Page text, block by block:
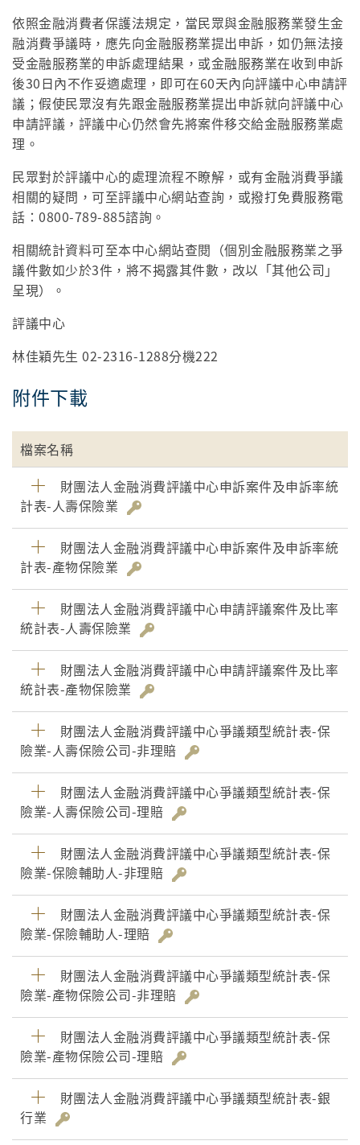
依照金融消費者保護法規定，當民眾與金融服務業發生金
融消費爭議時，應先向金融服務業提出申訴，如仍無法接
受金融服務業的申訴處理結果，或金融服務業在收到申訴
後30日內不作妥適處理，即可在60天內向評議中心申請評
議；假使民眾沒有先跟金融服務業提出申訴就向評議中心
申請評議，評議中心仍然會先將案件移交給金融服務業處
理。
民眾對於評議中心的處理流程不瞭解，或有金融消費爭議
相關的疑問，可至評議中心網站查詢，或撥打免費服務電
話：0800-789-885諮詢。
相關統計資料可至本中心網站查閱（個別金融服務業之爭
議件數如少於3件，將不揭露其件數，改以「其他公司」
呈現）。
評議中心
林佳穎先生 02-2316-1288分機222
附件下載
檔案名稱
財團法人金融消費評議中心申訴案件及申訴率統
計表-人壽保險業
財團法人金融消費評議中心申訴案件及申訴率統
計表-產物保險業
財團法人金融消費評議中心申請評議案件及比率
統計表-人壽保險業
財團法人金融消費評議中心申請評議案件及比率
統計表-產物保險業
財團法人金融消費評議中心爭議類型統計表-保
險業-人壽保險公司-非理賠
財團法人金融消費評議中心爭議類型統計表-保
險業-人壽保險公司-理賠
財團法人金融消費評議中心爭議類型統計表-保
險業-保險輔助人-非理賠
財團法人金融消費評議中心爭議類型統計表-保
險業-保險輔助人-理賠
財團法人金融消費評議中心爭議類型統計表-保
險業-產物保險公司-非理賠
財團法人金融消費評議中心爭議類型統計表-保
險業-產物保險公司-理賠
財團法人金融消費評議中心爭議類型統計表-銀
行業